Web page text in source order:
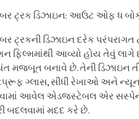
ટ્રક ડિઝાઇન: આઉટ ઓફ ધ
ટ્રકની ડિઝાઇન દરેક
ફિલ્મમાંથી આવ્યો હોય તેવું
મજબૂત બનાવે છે. તેની ડિઝાઇન
ગ્લાસ, સીધી રેખાઓ અને
આવેલ એડજસ્ટેબલ એર
બદલવામાં મદદ કરે છે.